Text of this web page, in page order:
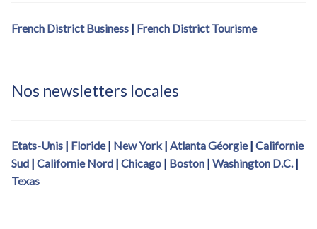
French District Business | French District Tourisme
Nos newsletters locales
Etats-Unis | Floride| New York| Atlanta Géorgie| Californie
Sud | Californie Nord | Chicago | Boston | Washington D.C.|
Texas